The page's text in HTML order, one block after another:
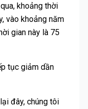
khoảng thời
vào khoảng năm
gian này là 75
tục giảm dần
đây, chúng tôi